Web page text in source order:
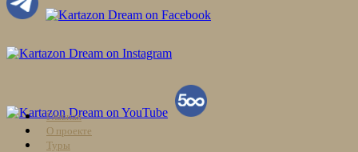
Skip
content
Главная
О проекте
Туры